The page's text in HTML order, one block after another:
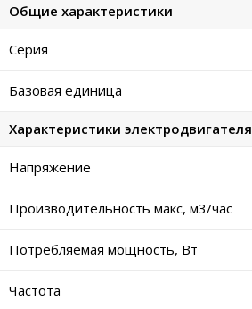
Общие характеристики
Серия
Базовая единица
Характеристики электродвигателя
Напряжение
Производительность макс, м3/час
Потребляемая мощность, Вт
Частота